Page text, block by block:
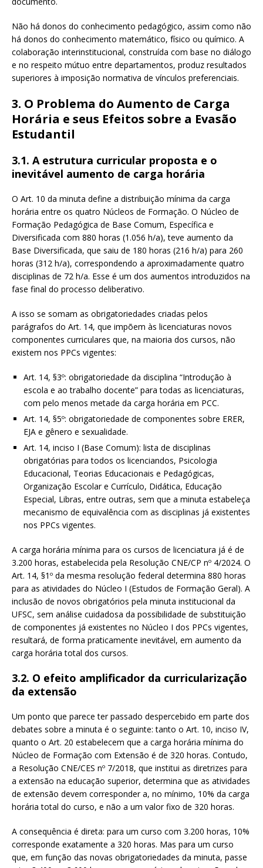
Não há donos do conhecimento pedagógico, assim como não
há donos do conhecimento matemático, físico ou químico. A
colaboração interinstitucional, construída com base no diálogo
e no respeito mútuo entre departamentos, produz resultados
superiores à imposição normativa de vínculos preferenciais.
3. O Problema do Aumento de Carga
Horária e seus Efeitos sobre a Evasão
Estudantil
3.1. A estrutura curricular proposta e o
inevitável aumento de carga horária
O Art. 10 da minuta define a distribuição mínima da carga
horária entre os quatro Núcleos de Formação. O Núcleo de
Formação Pedagógica de Base Comum, Específica e
Diversificada com 880 horas (1.056 h/a), teve aumento da
Base Diversificada, que saiu de 180 horas (216 h/a) para 260
horas (312 h/a), correspondendo a aproximadamente quatro
disciplinas de 72 h/a. Esse é um dos aumentos introduzidos na
fase final do processo deliberativo.
A isso se somam as obrigatoriedades criadas pelos
parágrafos do Art. 14, que impõem às licenciaturas novos
componentes curriculares que, na maioria dos cursos, não
existem nos PPCs vigentes:
Art. 14, §3º: obrigatoriedade da disciplina “Introdução à
escola e ao trabalho docente” para todas as licenciaturas,
com pelo menos metade da carga horária em PCC.
Art. 14, §5º: obrigatoriedade de componentes sobre ERER,
EJA e gênero e sexualidade.
Art. 14, inciso I (Base Comum): lista de disciplinas
obrigatórias para todos os licenciandos, Psicologia
Educacional, Teorias Educacionais e Pedagógicas,
Organização Escolar e Currículo, Didática, Educação
Especial, Libras, entre outras, sem que a minuta estabeleça
mecanismo de equivalência com as disciplinas já existentes
nos PPCs vigentes.
A carga horária mínima para os cursos de licenciatura já é de
3.200 horas, estabelecida pela Resolução CNE/CP nº 4/2024. O
Art. 14, §1º da mesma resolução federal determina 880 horas
para as atividades do Núcleo I (Estudos de Formação Geral). A
inclusão de novos obrigatórios pela minuta institucional da
UFSC, sem análise cuidadosa da possibilidade de substituição
de componentes já existentes no Núcleo I dos PPCs vigentes,
resultará, de forma praticamente inevitável, em aumento da
carga horária total dos cursos.
3.2. O efeito amplificador da curricularização
da extensão
Um ponto que parece ter passado despercebido em parte dos
debates sobre a minuta é o seguinte: tanto o Art. 10, inciso IV,
quanto o Art. 20 estabelecem que a carga horária mínima do
Núcleo de Formação com Extensão é de 320 horas. Contudo,
a Resolução CNE/CES nº 7/2018, que institui as diretrizes para
a extensão na educação superior, determina que as atividades
de extensão devem corresponder a, no mínimo, 10% da carga
horária total do curso, e não a um valor fixo de 320 horas.
A consequência é direta: para um curso com 3.200 horas, 10%
corresponde exatamente a 320 horas. Mas para um curso
que, em função das novas obrigatoriedades da minuta, passe